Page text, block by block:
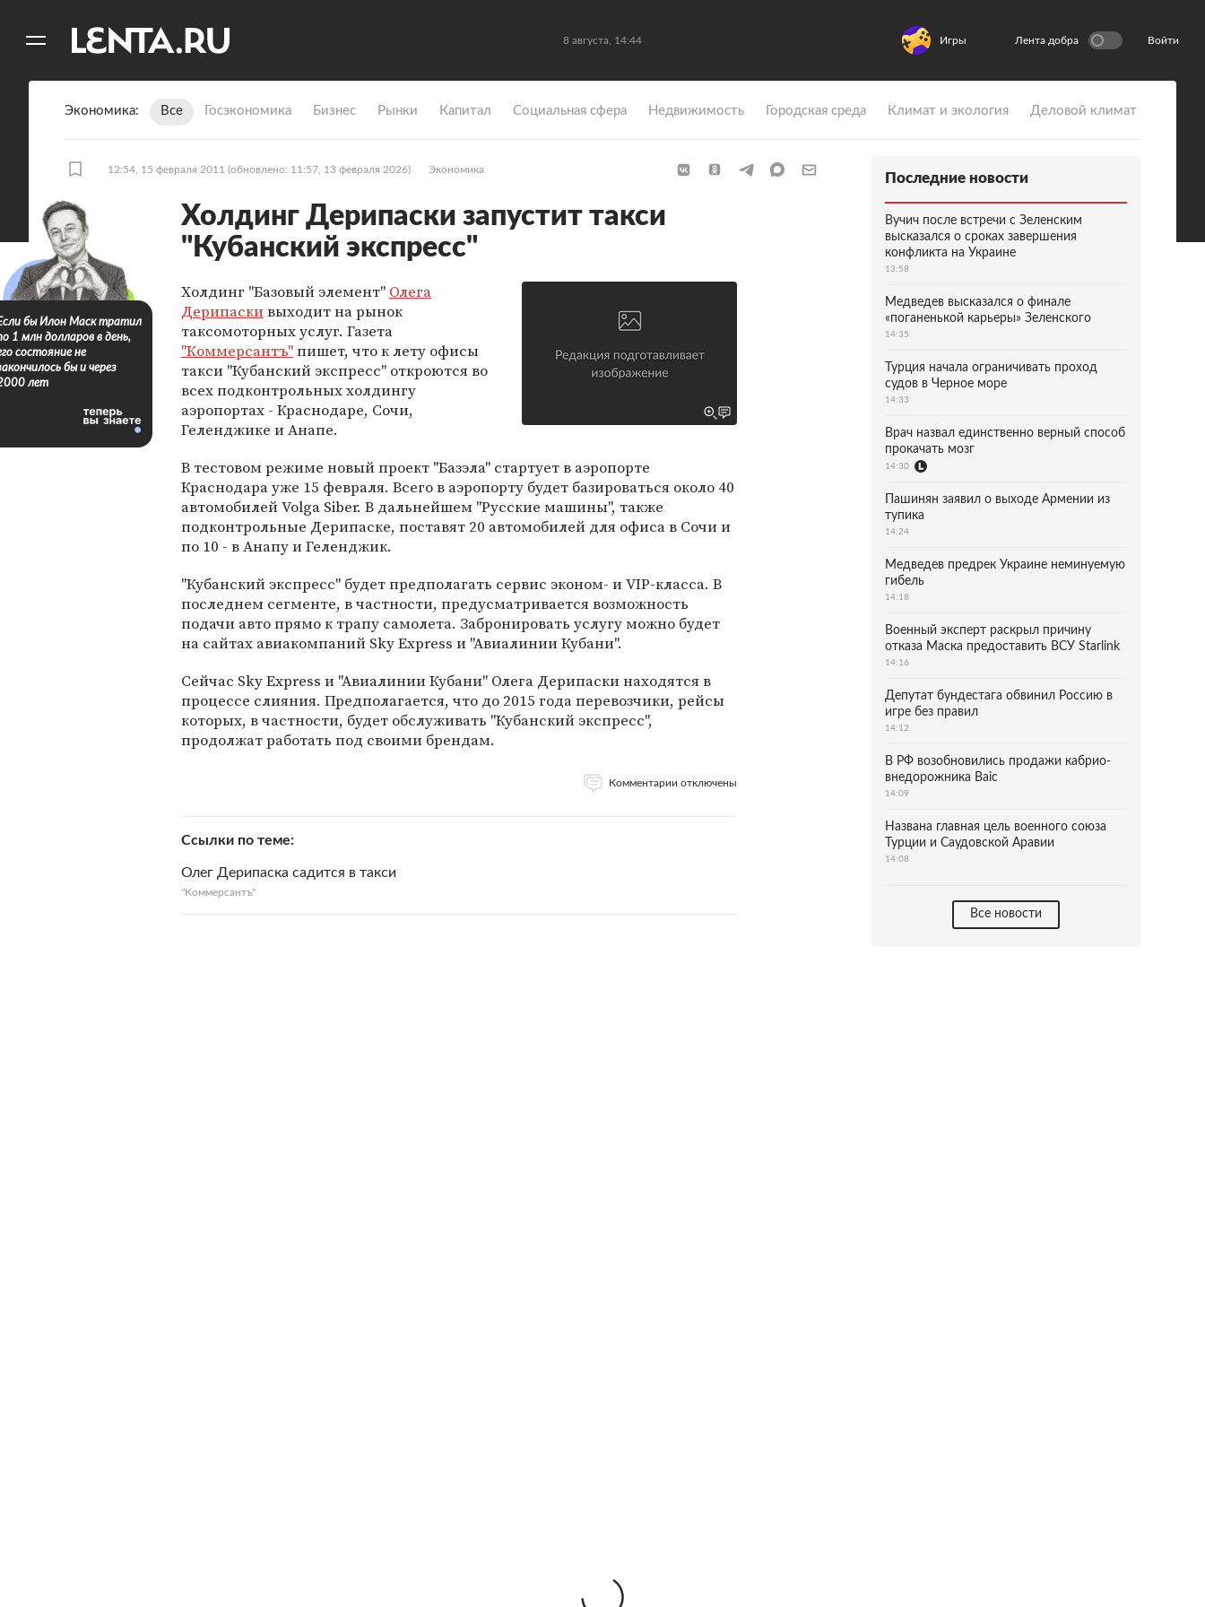
8 августа, 14:44 Игры Лента добра Войти
Экономика Все Госэкономика Бизнес Рынки Капитал Социальная сфера Недвижимость Городская среда Климат и экология Деловой климат
12:54, 15 февраля 2011 (обновлено: 11:57, 13 февраля 2026) Экономика
Холдинг Дерипаски запустит такси
"Кубанский экспресс"
Холдинг "Базовый элемент" Олега
Дерипаскивыходит на рынок
таксомоторных услуг. Газета
"Коммерсантъ"пишет, что к лету офисы
такси "Кубанский экспресс" откроются во
всех подконтрольных холдингу
аэропортах - Краснодаре, Сочи,
Геленджике и Анапе.
В тестовом режиме новый проект "Базэла" стартует в аэропорте
Краснодара уже 15 февраля. Всего в аэропорту будет базироваться около 40
автомобилей Volga Siber. В дальнейшем "Русские машины", также
подконтрольные Дерипаске, поставят 20 автомобилей для офиса в Сочи и
по 10 - в Анапу и Геленджик.
"Кубанский экспресс" будет предполагать сервис эконом- и VIP-класса. В
последнем сегменте, в частности, предусматривается возможность
подачи авто прямо к трапу самолета. Забронировать услугу можно будет
на сайтах авиакомпаний Sky Express и "Авиалинии Кубани".
Сейчас Sky Express и "Авиалинии Кубани" Олега Дерипаски находятся в
процессе слияния. Предполагается, что до 2015 года перевозчики, рейсы
которых, в частности, будет обслуживать "Кубанский экспресс",
продолжат работать под своими брендам.
Комментарии отключены
Ссылки по теме
Олег Дерипаска садится в такси
"Коммерсантъ"
бы Илон Маск тратил
1 млн долларов в день,
состояние не
бы и через
лет
Последние новости
Вучич после встречи с Зеленским
высказался о сроках завершения
конфликта на Украине
13:58
Медведев высказался о финале
«поганенькой карьеры» Зеленского
14:35
Турция начала ограничивать проход
судов в Черное море
14:33
Врач назвал единственно верный способ
прокачать мозг
14:30
Пашинян заявил о выходе Армении из
тупика
14:24
Медведев предрек Украине неминуемую
гибель
14:18
Военный эксперт раскрыл причину
отказа Маска предоставить ВСУ Starlink
14:16
Депутат бундестага обвинил Россию в
игре без правил
14:12
В РФ возобновились продажи кабрио-
внедорожника Baic
14:09
Названа главная цель военного союза
Турции и Саудовской Аравии
14:08
Все новости